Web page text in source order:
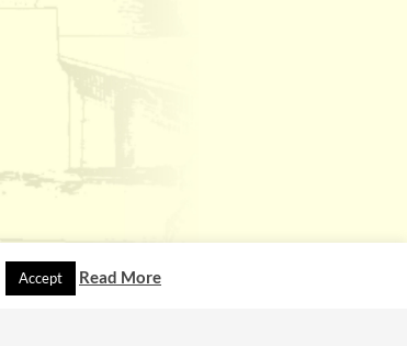
Accept Read More